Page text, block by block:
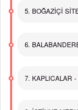
5. BOĞAZİÇİ
6.
7. KAPLICALAR -